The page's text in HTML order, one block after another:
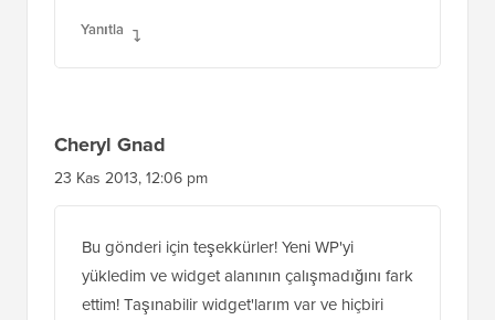
Yanıtla
Cheryl Gnad
23 Kas 2013, 12:06 pm
Bu gönderi için teşekkürler! Yeni WP'yi
yükledim ve widget alanının çalışmadığını fark
ettim! Taşınabilir widget'larım var ve hiçbiri